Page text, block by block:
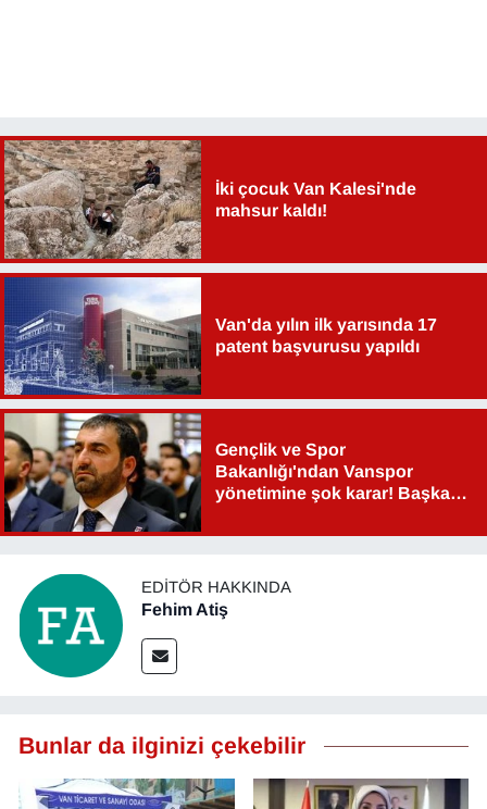
İki çocuk Van Kalesi'nde
mahsur kaldı!
Van'da yılın ilk yarısında 17
patent başvurusu yapıldı
Gençlik ve Spor
Bakanlığı'ndan Vanspor
yönetimine şok karar! Başkan
EDITÖR HAKKINDA
Fehim Atiş
Bunlar da ilginizi çekebilir